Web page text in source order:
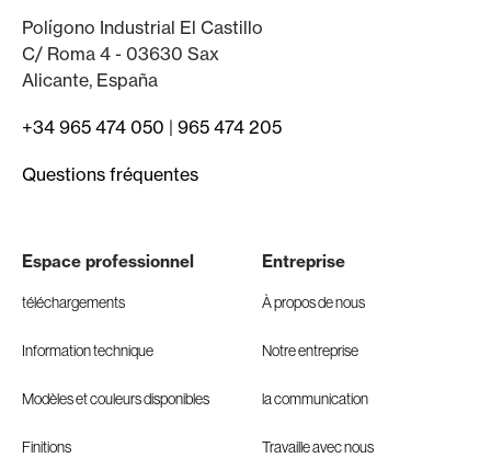
Polígono Industrial El Castillo
C/ Roma 4 - 03630 Sax
Alicante, España
+34 965 474 050 | 965 474 205
Questions fréquentes
Espace professionnel
téléchargements
Information technique
Modèles et couleurs disponibles
Finitions
Entreprise
À propos de nous
Notre entreprise
la communication
Travaille avec nous